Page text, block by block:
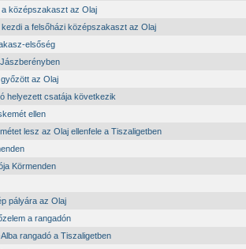
középszakaszt az Olaj
a felsőházi középszakaszt az Olaj
elsőség
az Olaj
helyezett csatája következik
ellen
lesz az Olaj ellenfele a Tiszaligetben
Körmenden
pályára az Olaj
a rangadón
rangadó a Tiszaligetben